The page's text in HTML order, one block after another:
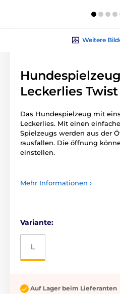
Weitere
Leckerlies Twist
Das Hundespielzeug mit
Leckerlies. Mit einen
Spielzeugs werden aus der
rausfallen. Die öffnung
einstellen.
Mehr Informationen ›
Variante:
L
Auf Lager beim Lieferanten